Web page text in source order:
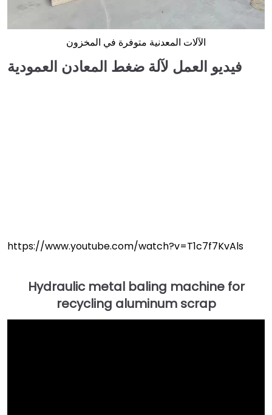
الآلات المعدنية متوفرة في المخزون
فيديو العمل لآلة ضغط المعادن العمودية
https://www.youtube.com/watch?v=T1c7f7KvAls